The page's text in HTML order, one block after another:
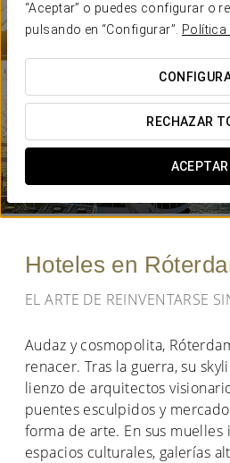
“Aceptar” o puedes configurar o
pulsando en “Configurar”.
Política
RECHAZAR
ACEPTAR
Hoteles en
EL ARTE DE REINVENTARSE
Audaz y cosmopolita,
renacer. Tras la guerra, su
lienzo de arquitectos
puentes esculpidos y
forma de arte. En sus
espacios culturales, galerías